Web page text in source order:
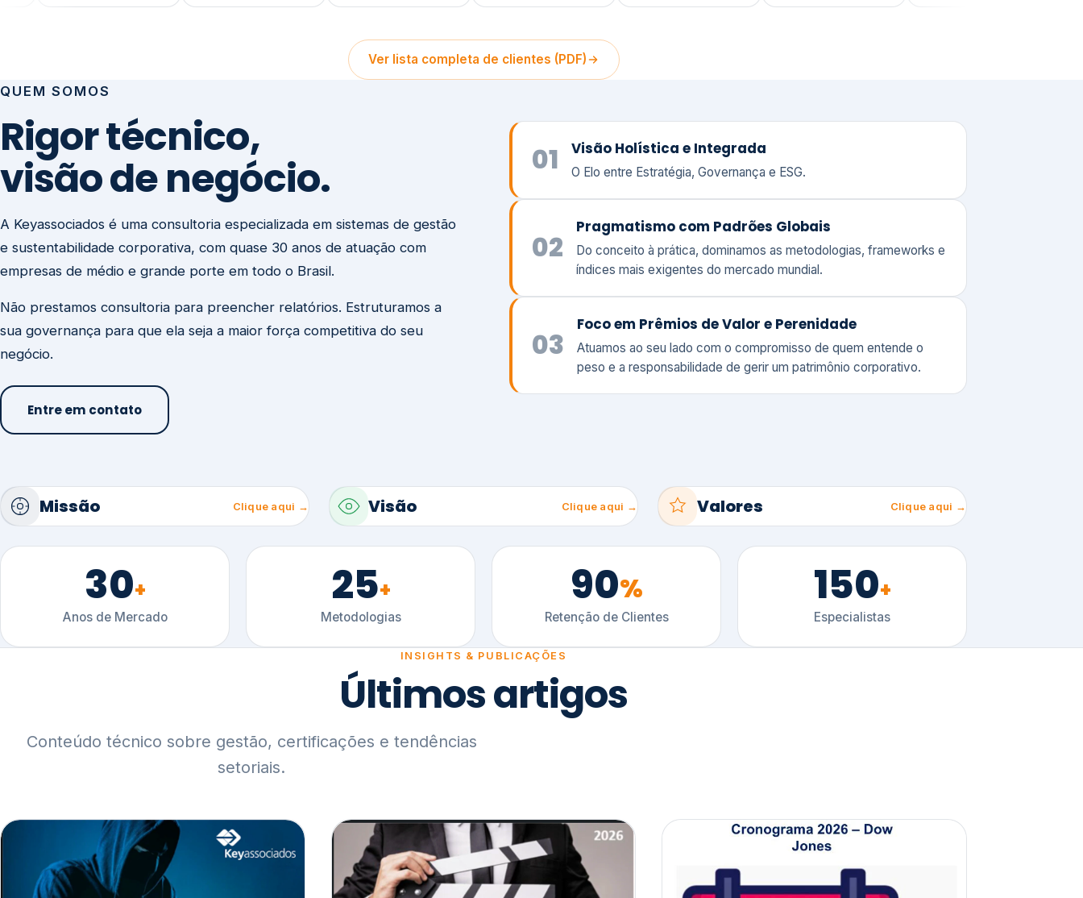
Ver lista completa de clientes (PDF)
QUEM SOMOS
Rigor técnico,
visão de negócio.
A Keyassociados é uma consultoria especializada em sistemas de gestão
e sustentabilidade corporativa, com quase 30 anos de atuação com
empresas de médio e grande porte em todo o Brasil.
Não prestamos consultoria para preencher relatórios. Estruturamos a
sua governança para que ela seja a maior força competitiva do seu
negócio.
Entre em contato
01 Visão Holística e Integrada
O Elo entre Estratégia, Governança e ESG.
02
Pragmatismo com Padrões Globais
Do conceito à prática, dominamos as metodologias, frameworks e
índices mais exigentes do mercado mundial.
03
Foco em Prêmios de Valor e Perenidade
Atuamos ao seu lado com o compromisso de quem entende o
peso e a responsabilidade de gerir um patrimônio corporativo.
Missão Clique aqui → Visão Clique aqui → Valores Clique aqui →
30+
Anos de Mercado
25+
Metodologias
90%
Retenção de Clientes
150+
Especialistas
INSIGHTS & PUBLICAÇÕES
Últimos artigos
Conteúdo técnico sobre gestão, certificações e tendências
setoriais.